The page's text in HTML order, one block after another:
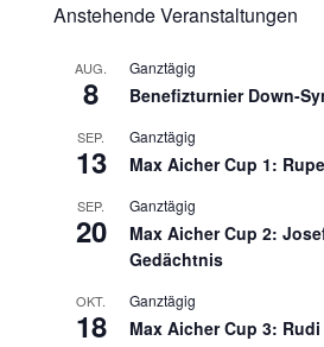
Anstehende Veranstaltungen
AUG.
8
Ganztägig
Benefizturnier Down-
SEP.
13
Ganztägig
Max Aicher Cup 1:
SEP.
20
Ganztägig
Max Aicher Cup 2:
Gedächtnis
OKT.
18
Ganztägig
Max Aicher Cup 3: